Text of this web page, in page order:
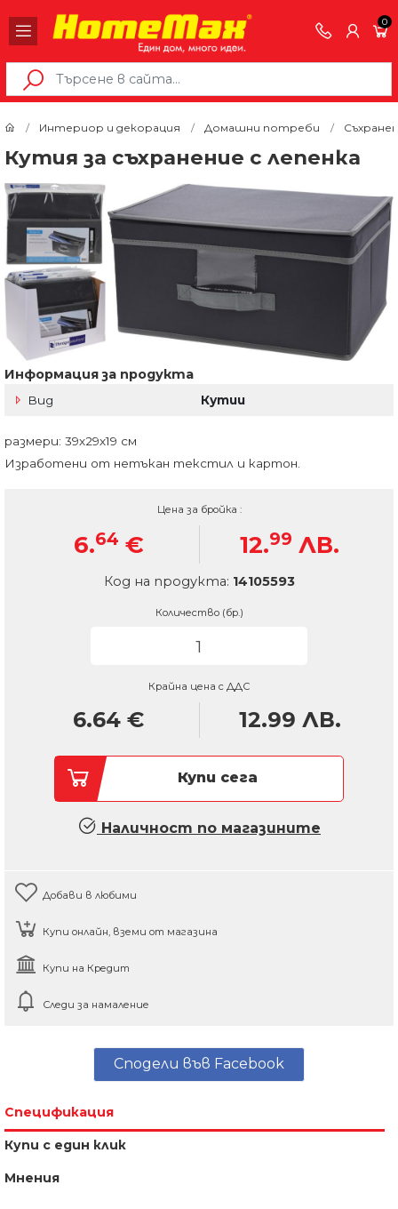
0
Интериор и декорация Домашни потреби
Кутия за съхранение с лепенка
Информация за продукта
Вид Кутии
размери: 39х29х19 см
Изработени от нетъкан текстил и картон.
Цена за бройка :
6.64 € 12.99 ЛВ.
Код на продукта: 14105593
Количество (бр.)
Крайна цена с ДДС
6.64 € 12.99 ЛВ.
Купи сега
Наличност по магазините
Добави в любими
Купи онлайн, вземи от магазина
Купи на Кредит
Следи за намаление
Сподели във Facebook
Спецификация
Купи с един клик
Мнения